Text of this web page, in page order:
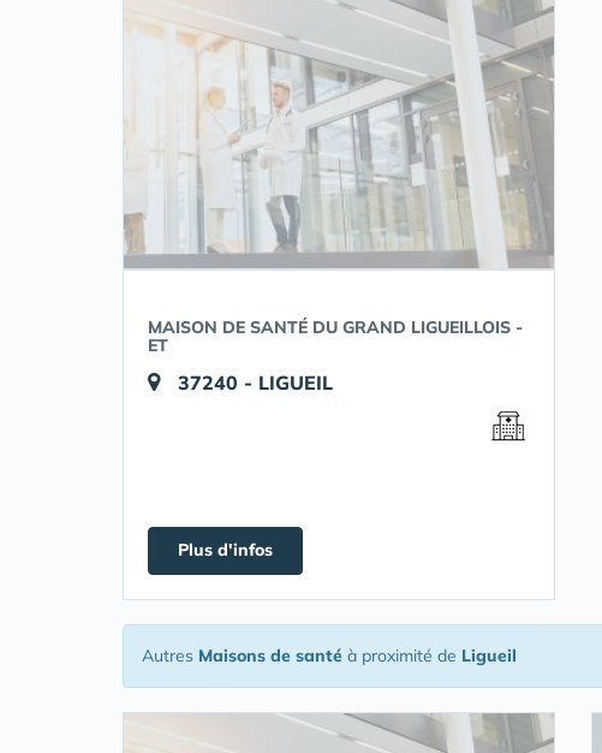
MAISON DE SANTÉ DU GRAND LIGUEILLOIS -
ET
37240 - LIGUEIL
Plus d'infos
Autres Maisons de santé à proximité de Ligueil